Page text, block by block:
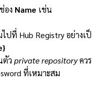
อง Name เช่น
ปที่ Hub Registry อย่างเ
ตัว private repositoryควร
ที่เหมาะสม